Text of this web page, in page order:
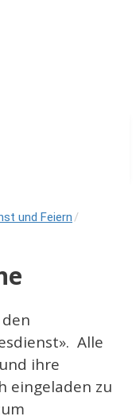
und Feiern/
Alle
ihre
eingeladen zu